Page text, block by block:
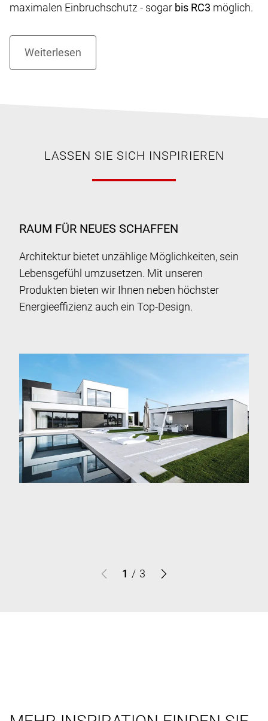
maximalen Einbruchschutz - sogar bis RC3 möglich.
LASSEN SIE SICH INSPIRIEREN
RAUM FÜR NEUES SCHAFFEN
Architektur bietet unzählige Möglichkeiten, sein
Lebensgefühl umzusetzen. Mit unseren
Produkten bieten wir Ihnen neben höchster
Energieeffizienz auch ein Top-Design.
1 / 3